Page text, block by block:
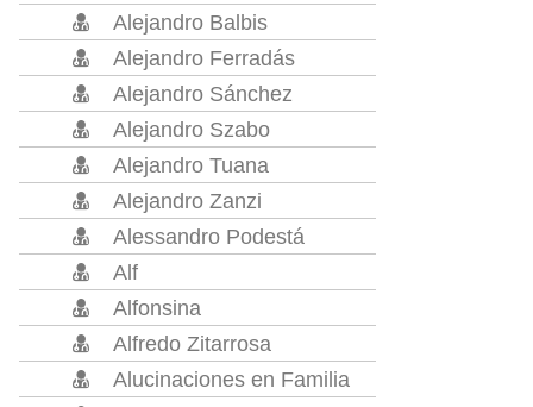
Alejandro Balbis
Alejandro Ferradás
Alejandro Sánchez
Alejandro Szabo
Alejandro Tuana
Alejandro Zanzi
Alessandro Podestá
Alf
Alfonsina
Alfredo Zitarrosa
Alucinaciones en Familia